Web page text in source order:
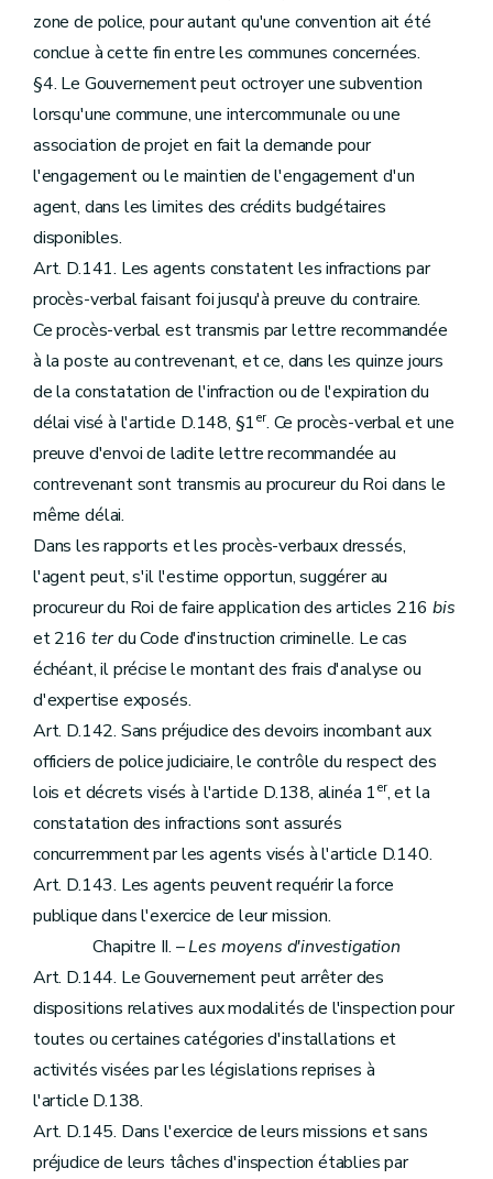
zone de police, pour autant qu'une convention ait été
conclue à cette fin entre les communes concernées.
§4. Le Gouvernement peut octroyer une subvention
lorsqu'une commune, une intercommunale ou une
association de projet en fait la demande pour
l'engagement ou le maintien de l'engagement d'un
agent, dans les limites des crédits budgétaires
disponibles.
Art. D.141. Les agents constatent les infractions par
procès-verbal faisant foi jusqu'à preuve du contraire.
Ce procès-verbal est transmis par lettre recommandée
à la poste au contrevenant, et ce, dans les quinze jours
de la constatation de l'infraction ou de l'expiration du
délai visé à l'article D.148, §1er. Ce procès-verbal et une
preuve d'envoi de ladite lettre recommandée au
contrevenant sont transmis au procureur du Roi dans le
même délai.
Dans les rapports et les procès-verbaux dressés,
l'agent peut, s'il l'estime opportun, suggérer au
procureur du Roi de faire application des articles 216bis
et 216 terdu Code d'instruction criminelle. Le cas
échéant, il précise le montant des frais d'analyse ou
d'expertise exposés.
Art. D.142. Sans préjudice des devoirs incombant aux
officiers de police judiciaire, le contrôle du respect des
lois et décrets visés à l'article D.138, alinéa 1er, et la
constatation des infractions sont assurés
concurremment par les agents visés à l'article D.140.
Art. D.143. Les agents peuvent requérir la force
publique dans l'exercice de leur mission.
Chapitre II. –Les moyens d'investigation
Art. D.144. Le Gouvernement peut arrêter des
dispositions relatives aux modalités de l'inspection pour
toutes ou certaines catégories d'installations et
activités visées par les législations reprises à
l'article D.138.
Art. D.145. Dans l'exercice de leurs missions et sans
préjudice de leurs tâches d'inspection établies par